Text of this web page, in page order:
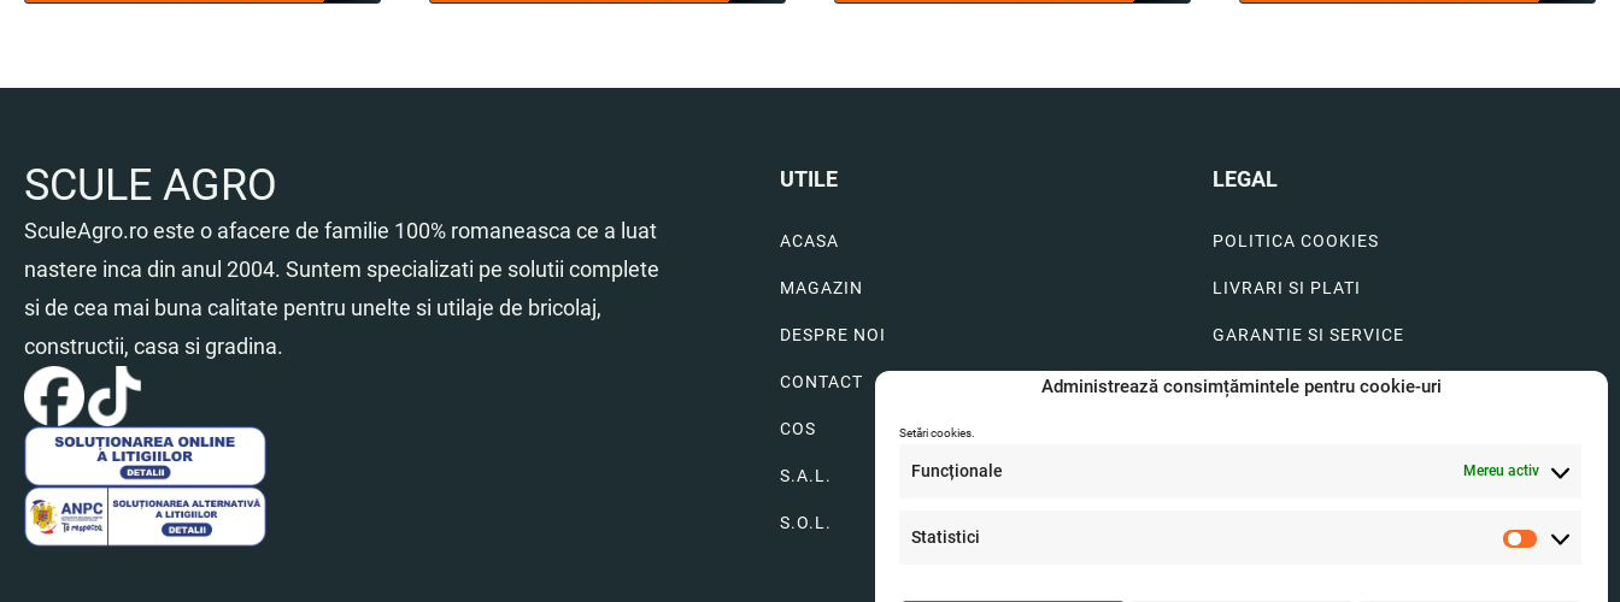
Administrează consimțămintele pentru cookie-uri
Setări cookies.
Funcționale Mereu activ
Statistici Statistici
SCULE AGRO
SculeAgro.ro este o afacere de familie 100% romaneasca ce a luat
nastere inca din anul 2004. Suntem specializati pe solutii complete
si de cea mai buna calitate pentru unelte si utilaje de bricolaj,
constructii, casa si gradina.
UTILE
ACASA
MAGAZIN
DESPRE NOI
CONTACT
COS
S.A.L.
S.O.L.
LEGAL
POLITICA COOKIES
LIVRARI SI PLATI
GARANTIE SI SERVICE
FORMULAR SERVICE